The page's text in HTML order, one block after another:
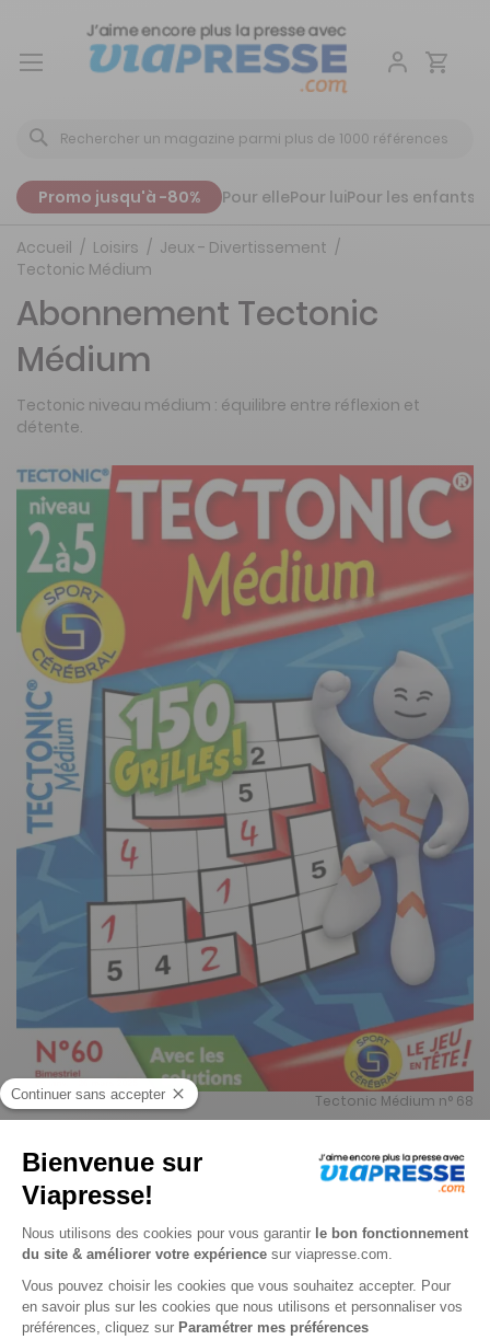
Aller
Promo jusqu'à -80% Pour ellePour luiPour les enfants
Accueil Loisirs
Jeux - Divertissement
Tectonic Médium
Tectonic Médium n° 68
Abonnement Tectonic
Médium
Tectonic niveau médium : équilibre entre réflexion et
détente.
Je choisis un support
Papier
Je choisis une durée